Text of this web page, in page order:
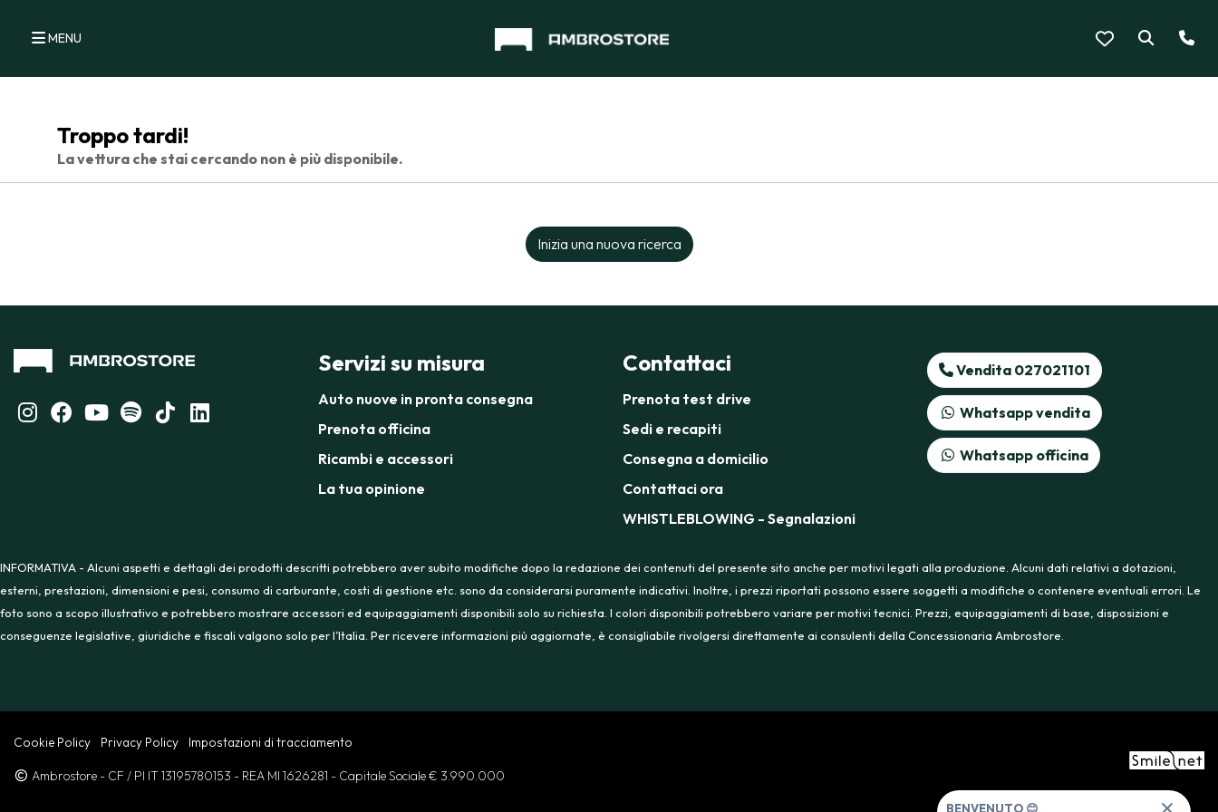
MENU
Troppo tardi!
La vettura che stai cercando non è più disponibile.
Inizia una nuova ricerca
Servizi su misura
Auto nuove in pronta consegna
Prenota officina
Ricambi e accessori
La tua opinione
Contattaci
Prenota test drive
Sedi e recapiti
Consegna a domicilio
Contattaci ora
WHISTLEBLOWING - Segnalazioni
Vendita 027021101
Whatsapp vendita
Whatsapp officina
INFORMATIVA - Alcuni aspetti e dettagli dei prodotti descritti potrebbero aver subito modifiche dopo la redazione dei contenuti del presente sito anche per motivi legati alla produzione. Alcuni dati relativi a dotazioni,
esterni, prestazioni, dimensioni e pesi, consumo di carburante, costi di gestione etc. sono da considerarsi puramente indicativi. Inoltre, i prezzi riportati possono essere soggetti a modifiche o contenere eventuali errori. Le
foto sono a scopo illustrativo e potrebbero mostrare accessori ed equipaggiamenti disponibili solo su richiesta. I colori disponibili potrebbero variare per motivi tecnici. Prezzi, equipaggiamenti di base, disposizioni e
conseguenze legislative, giuridiche e fiscali valgono solo per l’Italia. Per ricevere informazioni più aggiornate, è consigliabile rivolgersi direttamente ai consulenti della Concessionaria Ambrostore.
Cookie Policy Privacy Policy Impostazioni di tracciamento
Ambrostore - CF / PI IT 13195780153 - REA MI 1626281 - Capitale Sociale € 3.990.000
BENVENUTO 😊